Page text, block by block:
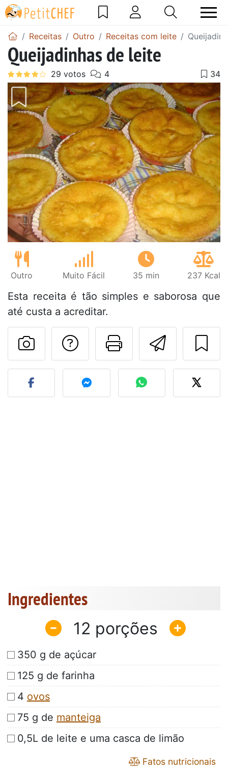
Receitas Outro Receitas com leite
Queijadinhas de leite
Outro Muito Fácil 35 min 237 Kcal
Esta receita é tão simples e saborosa que
até custa a acreditar.
Imprima
Falar com o autor
Fez esta receita?
Ingredientes
12
350 g de açúcar
125 g de farinha
4 ovos
75 g de manteiga
0,5L de leite e uma casca de limão
Fatos nutricionais